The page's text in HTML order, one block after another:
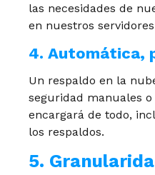
las necesidades de
en nuestros
4. Automática,
Un respaldo en la
seguridad manuales
encargará de todo,
los respaldos.
5.